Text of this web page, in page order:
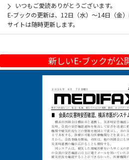
いつもご愛読ありがとうございます。
E-ブックの更新は、12日（水）～14日（金
サイトは随時更新します。
新しいE-ブックが公